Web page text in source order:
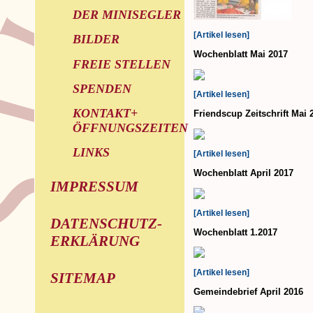
DER MINISEGLER
BILDER
FREIE STELLEN
SPENDEN
KONTAKT+
ÖFFNUNGSZEITEN
LINKS
IMPRESSUM
DATENSCHUTZ-
ERKLÄRUNG
SITEMAP
[Artikel lesen]
Wochenblatt Mai 2017
[Artikel lesen]
Friendscup Zeitschrift Mai
[Artikel lesen]
Wochenblatt April 2017
[Artikel lesen]
Wochenblatt 1.2017
[Artikel lesen]
Gemeindebrief April 2016